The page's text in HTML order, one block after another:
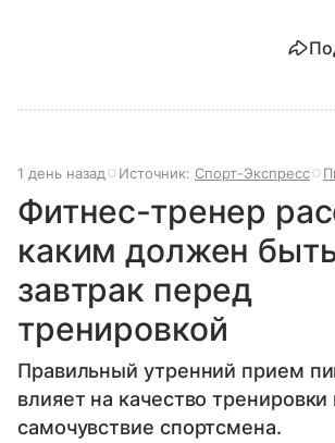
1 день назад Источник: Спорт-Экспресс
Фитнес-тренер
каким должен
завтрак перед
тренировкой
Правильный утренний прием
влияет на качество тренировки
самочувствие спортсмена.